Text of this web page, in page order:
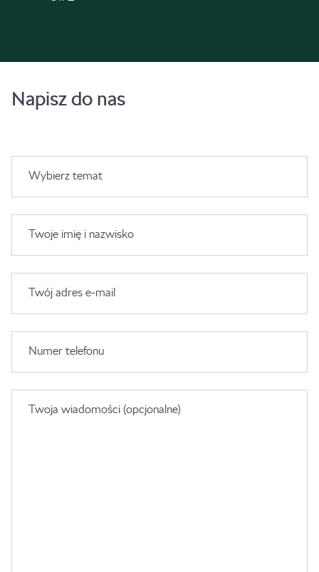
Napisz do nas
Wybierz temat
Twoje imię i nazwisko
Twój adres e-mail
Numer telefonu
Twoja wiadomości (opcjonalne)